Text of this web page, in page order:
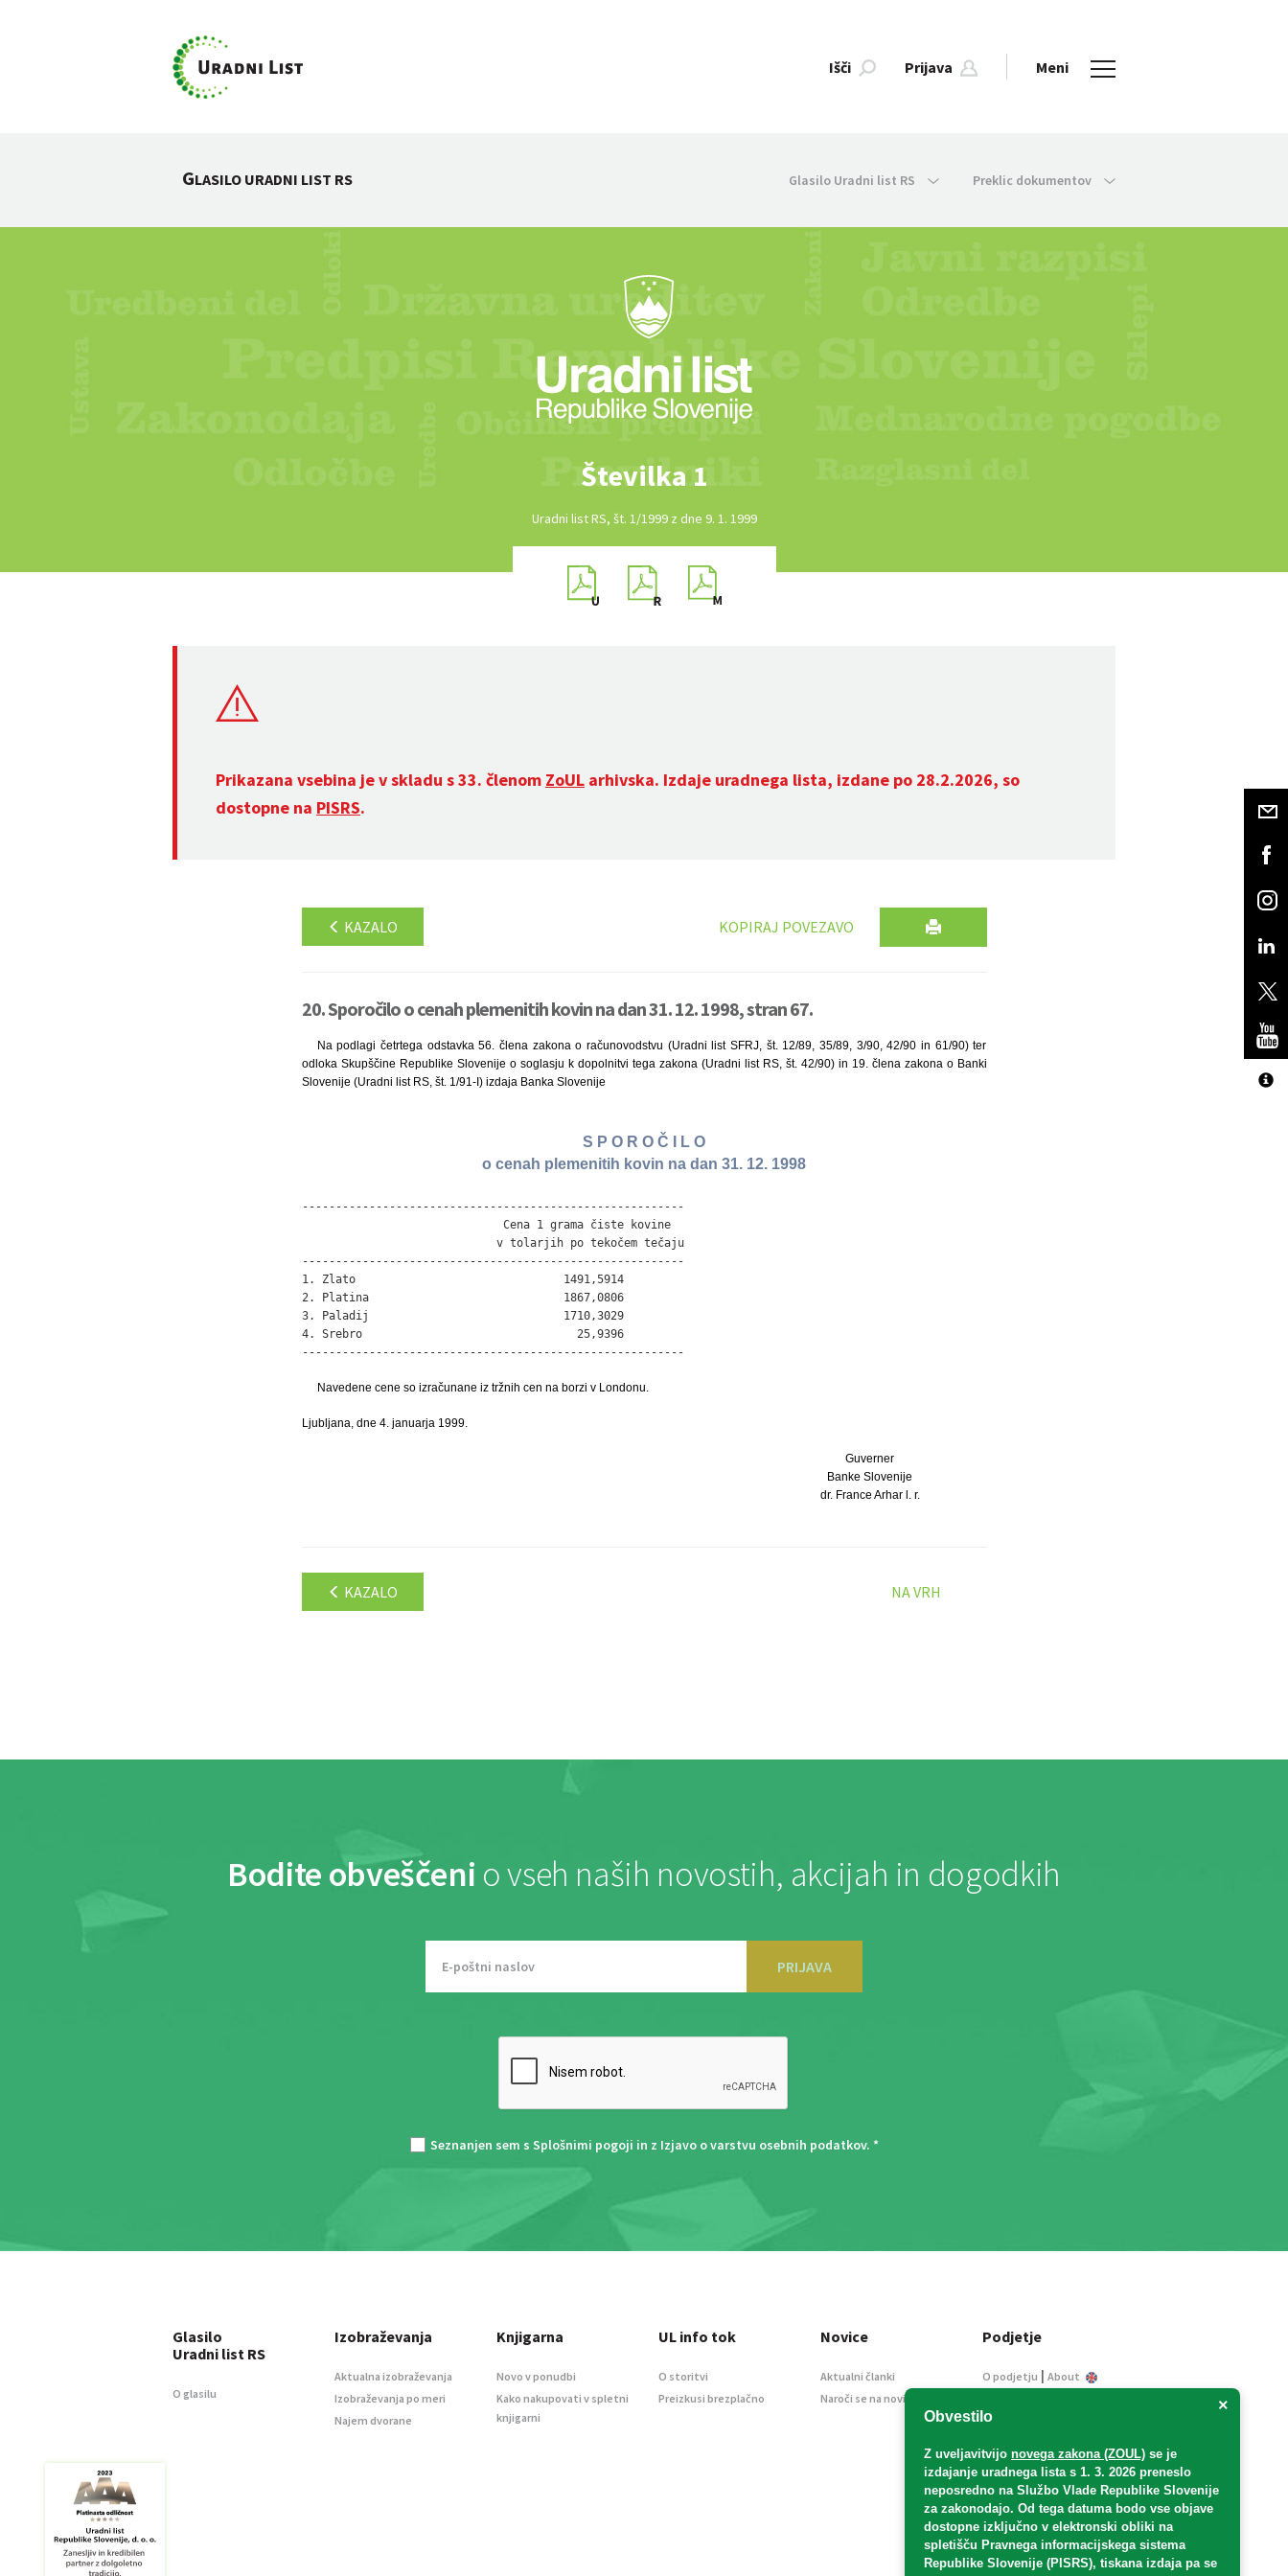
Išči Prijava Meni
GLASILO URADNI LIST RS Glasilo Uradni list RS Preklic dokumentov
Številka 1
Uradni list RS, št. 1/1999 z dne 9. 1. 1999
Prikazana vsebina je v skladu s 33. členom ZoUL arhivska. Izdaje uradnega lista, izdane po 28.2.2026, so
dostopne na PISRS.
KAZALO KOPIRAJ POVEZAVO
20. Sporočilo o cenah plemenitih kovin na dan 31. 12. 1998, stran 67.
Na podlagi četrtega odstavka 56. člena zakona o računovodstvu (Uradni list SFRJ, št. 12/89, 35/89, 3/90, 42/90 in 61/90) ter
odloka Skupščine Republike Slovenije o soglasju k dopolnitvi tega zakona (Uradni list RS, št. 42/90) in 19. člena zakona o Banki
Slovenije (Uradni list RS, št. 1/91-I) izdaja Banka Slovenije
S P O R O Č I L O
o cenah plemenitih kovin na dan 31. 12. 1998
---------------------------------------------------------
                              Cena 1 grama čiste kovine
                             v tolarjih po tekočem tečaju
---------------------------------------------------------
1. Zlato                               1491,5914
2. Platina                             1867,0806
3. Paladij                             1710,3029
4. Srebro                                25,9396
---------------------------------------------------------
Navedene cene so izračunane iz tržnih cen na borzi v Londonu.
Ljubljana, dne 4. januarja 1999.
Guverner
Banke Slovenije
dr. France Arhar l. r.
KAZALO NA VRH
Bodite obveščeni o vseh naših novostih, akcijah in dogodkih
PRIJAVA
Seznanjen sem s Splošnimi pogoji in z Izjavo o varstvu osebnih podatkov. *
×
Obvestilo
Z uveljavitvijo novega zakona (ZOUL) se je
izdajanje uradnega lista s 1. 3. 2026 preneslo
neposredno na Službo Vlade Republike Slovenije
za zakonodajo. Od tega datuma bodo vse objave
dostopne izključno v elektronski obliki na
spletišču Pravnega informacijskega sistema
Republike Slovenije (PISRS), tiskana izdaja pa se
Glasilo
Uradni list RS
O glasilu
Izobraževanja
Aktualna izobraževanja
Izobraževanja po meri
Najem dvorane
Knjigarna
Novo v ponudbi
Kako nakupovati v spletni
knjigarni
UL info tok
O storitvi
Preizkusi brezplačno
Novice
Aktualni članki
Naroči se na novice
Podjetje
O podjetju | About
Informacije javnega
Oglaševanje
Splošni pogoji
Izjava o varstvu osebnih
podatkov
E-dražbe